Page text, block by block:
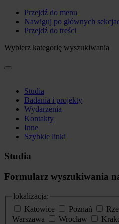
Przejdź do menu
Nawiguj po głównych
Przejdź do treści
Wybierz kategorię wyszukiwania
Studia
Badania i projekty
Wydarzenia
Kontakty
Inne
Szybkie linki
Studia
Formularz wyszukiwania
lokalizacja:
Katowice
Poznań
Warszawa
Wrocław